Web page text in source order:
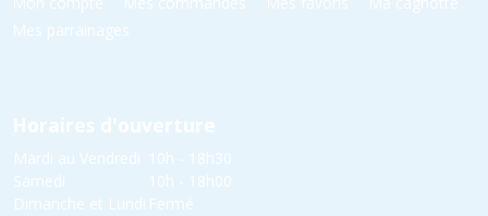
Mes parrainages
Horaires d'ouverture
Mardi au Vendredi
10h - 18h30
Samedi
10h - 18h00
Dimanche et Lundi Fermé